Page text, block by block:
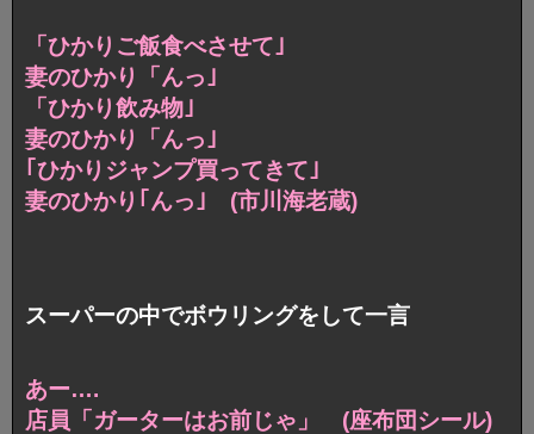
「ひかりご飯食べさせて｣
妻のひかり「んっ｣
「ひかり飲み物｣
妻のひかり「んっ｣
｢ひかりジャンプ買ってきて｣
妻のひかり｢んっ｣ (市川海老蔵)
スーパーの中でボウリングをして一言
あー….
店員「ガーターはお前じゃ」 (座布団シール)